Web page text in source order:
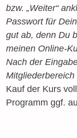
bzw. „Weiter“
Passwort für
gut ab, denn Du
meinen Online-
Nach der
Kauf der Kurs
Programm ggf.